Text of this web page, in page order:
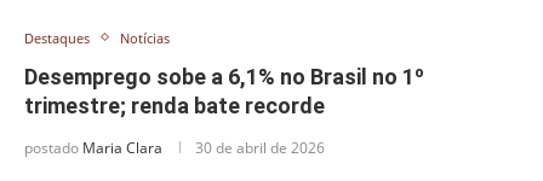
Destaques Notícias
Desemprego sobe a 6,1% no Brasil no 1º
trimestre; renda bate recorde
postado Maria Clara 30 de abril de 2026